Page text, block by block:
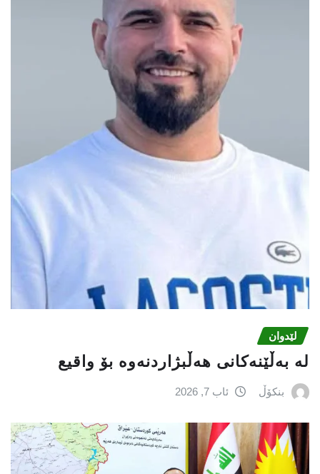
لێدوان
لە بەڵێنەکانی هەڵبژاردنەوە بۆ واقیع
بنکۆڵ ئاب 7, 2026